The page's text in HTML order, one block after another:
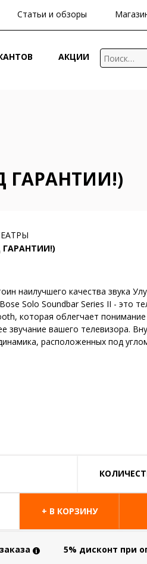
Статьи и обзоры
АКЦИИ
ГАРАНТИИ!)
ГАРАНТИИ!)
наилучшего качества звука
Solo Soundbar Series II - это
которая облегчает
звучание вашего телевизора.
расположенных под
+ В КОРЗИНУ
i 5% дисконт при